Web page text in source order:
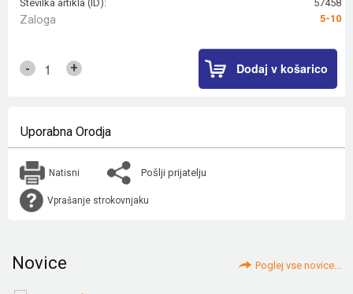
Številka artikla (ID): 57458
Zaloga 5-10
- + Dodaj v košarico
Uporabna Orodja
Natisni Pošlji prijatelju
Vprašanje strokovnjaku
Novice Poglej vse novice...